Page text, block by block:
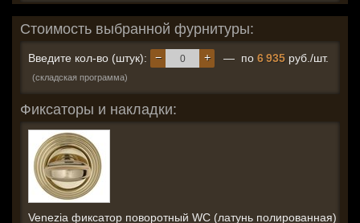
Стоимость выбранной фурнитуры:
Введите кол-во (штук): +
− — по 6 935 руб./шт.
(складская программа)
Фиксаторы и накладки:
Venezia фиксатор поворотный WC (латунь полированная)